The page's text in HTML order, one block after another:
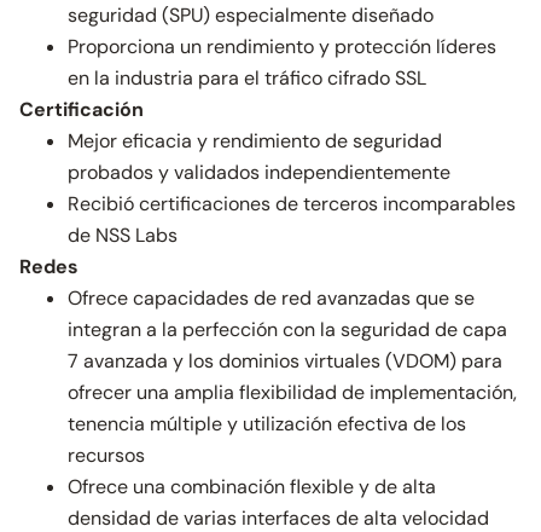
seguridad (SPU) especialmente diseñado
Proporciona un rendimiento y protección líderes
en la industria para el tráfico cifrado SSL
Certificación
Mejor eficacia y rendimiento de seguridad
probados y validados independientemente
Recibió certificaciones de terceros incomparables
de NSS Labs
Redes
Ofrece capacidades de red avanzadas que se
integran a la perfección con la seguridad de capa
7 avanzada y los dominios virtuales (VDOM) para
ofrecer una amplia flexibilidad de implementación,
tenencia múltiple y utilización efectiva de los
recursos
Ofrece una combinación flexible y de alta
densidad de varias interfaces de alta velocidad